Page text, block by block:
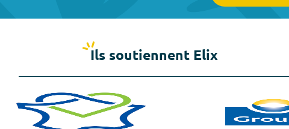
Ils soutiennent Elix